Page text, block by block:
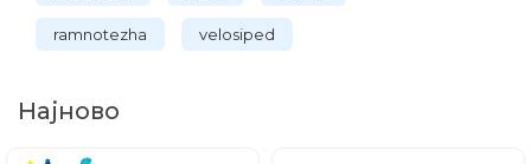
ramnotezha velosiped
Најново